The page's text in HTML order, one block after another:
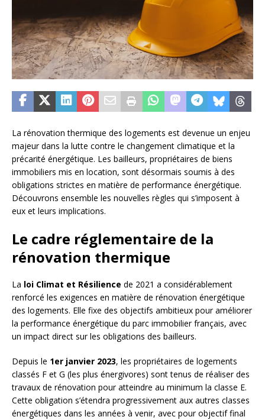
La rénovation thermique des logements est devenue un enjeu
majeur dans la lutte contre le changement climatique et la
précarité énergétique. Les bailleurs, propriétaires de biens
immobiliers mis en location, sont désormais soumis à des
obligations strictes en matière de performance énergétique.
Découvrons ensemble les nouvelles règles qui s’imposent à
eux et leurs implications.
Le cadre réglementaire de la
rénovation thermique
La loi Climat et Résilience de 2021 a considérablement
renforcé les exigences en matière de rénovation énergétique
des logements. Elle fixe des objectifs ambitieux pour améliorer
la performance énergétique du parc immobilier français, avec
un impact direct sur les obligations des bailleurs.
Depuis le 1er janvier 2023, les propriétaires de logements
classés F et G (les plus énergivores) sont tenus de réaliser des
travaux de rénovation pour atteindre au minimum la classe E.
Cette obligation s’étendra progressivement aux autres classes
énergétiques dans les années à venir, avec pour objectif final